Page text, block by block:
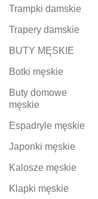
Trampki damskie
Trapery damskie
BUTY MĘSKIE
Botki męskie
Buty domowe
męskie
Espadryle męskie
Japonki męskie
Kalosze męskie
Klapki męskie